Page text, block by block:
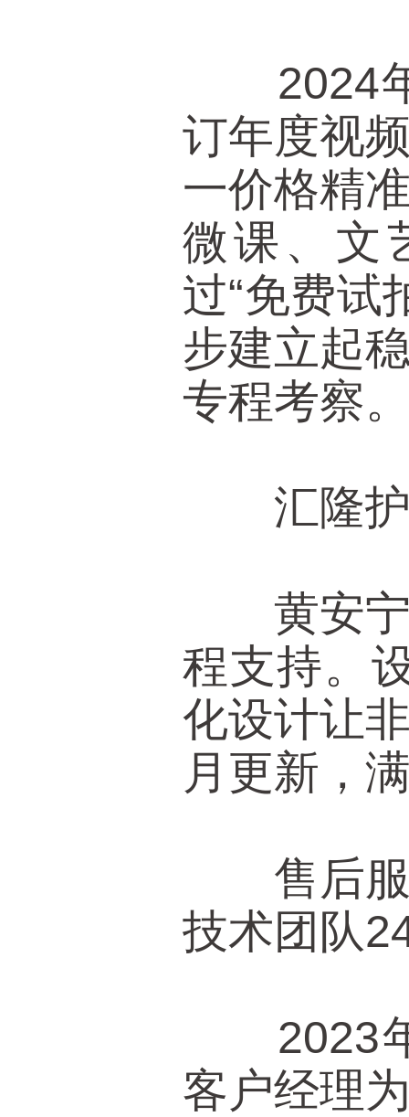
2024年
订年度视
一价格精
微课、文
过“免费试
步建立起
专程考察
汇隆护
黄安宁
程支持。
化设计让
月更新，
售后服
技术团队
2023年
客户经理